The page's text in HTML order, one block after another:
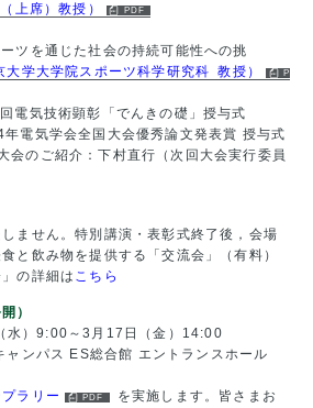
上席）教授）
を通じた社会の持続可能性への挑
大学大学院スポーツ科学研究科 教授）
気技術顕彰「でんきの礎」授与式
気学会全国大会優秀論文発表賞 授与式
のご紹介：下村直行（次回大会実行委員
ません。特別講演・表彰式終了後，会場
と飲み物を提供する「交流会」（有料）
の詳細は こちら
）
水）9:00～3月17日（金）14:00
ャンパス ES総合館 エントランスホール
ラリー
を実施します。皆さまお